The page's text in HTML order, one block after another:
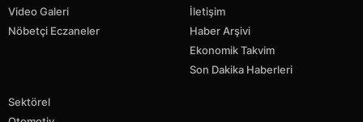
Video Galeri
Nöbetçi Eczaneler
İletişim
Haber Arşivi
Ekonomik Takvim
Son Dakika Haberleri
Sektörel